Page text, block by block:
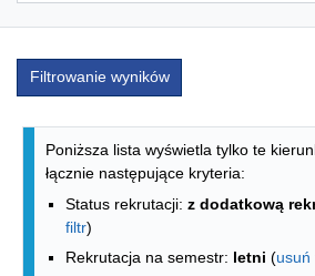
Filtrowanie wyników
Lista kierunków -
Poniższa lista wyświetla tylko te
łącznie następujące kryteria:
Status rekrutacji: z dodatkową
filtr)
Rekrutacja na semestr: letni (usuń